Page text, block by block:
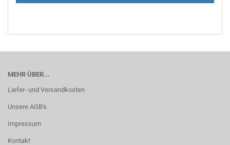
MEHR ÜBER...
Liefer- und Versandkosten
Unsere AGB's
Impressum
Kontakt